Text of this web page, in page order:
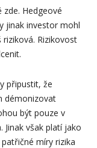
zde. Hedgeové
jinak investor mohl
Rizikovost
připustit, že
démonizovat
být pouze v
Jinak však platí jako
míry rizika